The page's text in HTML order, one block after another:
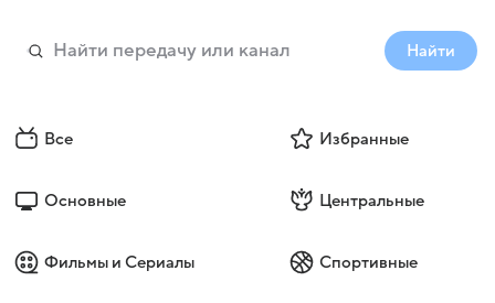
Найти
Все Избранные
Основные Центральные
Фильмы и Сериалы Спортивные